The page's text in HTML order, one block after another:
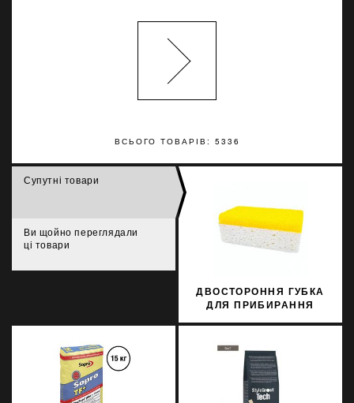
ВСЬОГО ТОВАРІВ: 5336
Супутні товари
Ви щойно переглядали
ці товари
ДВОСТОРОННЯ ГУБКА
ДЛЯ ПРИБИРАННЯ